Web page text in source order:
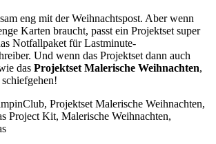
eng mit der Weihnachtspost. Aber wenn
Karten braucht, passt ein Projektset super
Notfallpaket für Lastminute-
Und wenn das Projektset dann auch
das Projektset Malerische Weihnachten,